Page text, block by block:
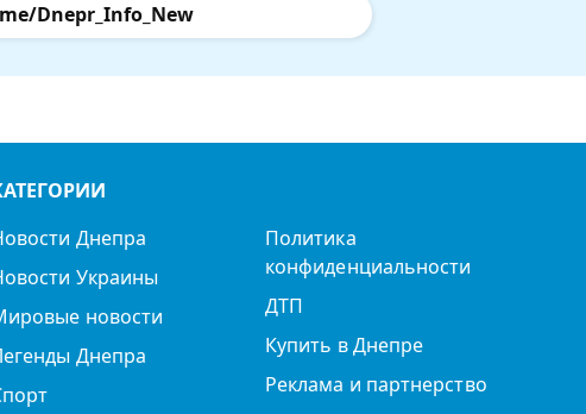
Dnepr_Info_New
Днепра
Украины
новости
Днепра
Политика
конфиденциальности
ДТП
Купить в Днепре
Реклама и партнерство